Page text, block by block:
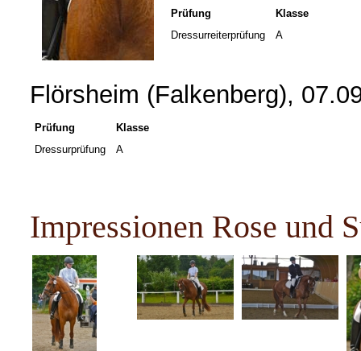
Prüfung
Klasse
Dressurreiterprüfung
A
Flörsheim (Falkenberg),
Prüfung
Klasse
Dressurprüfung
A
Impressionen Rose und